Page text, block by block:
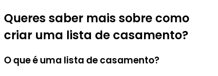
Queres saber mais sobre como
criar uma lista de casamento?
O que é uma lista de casamento?